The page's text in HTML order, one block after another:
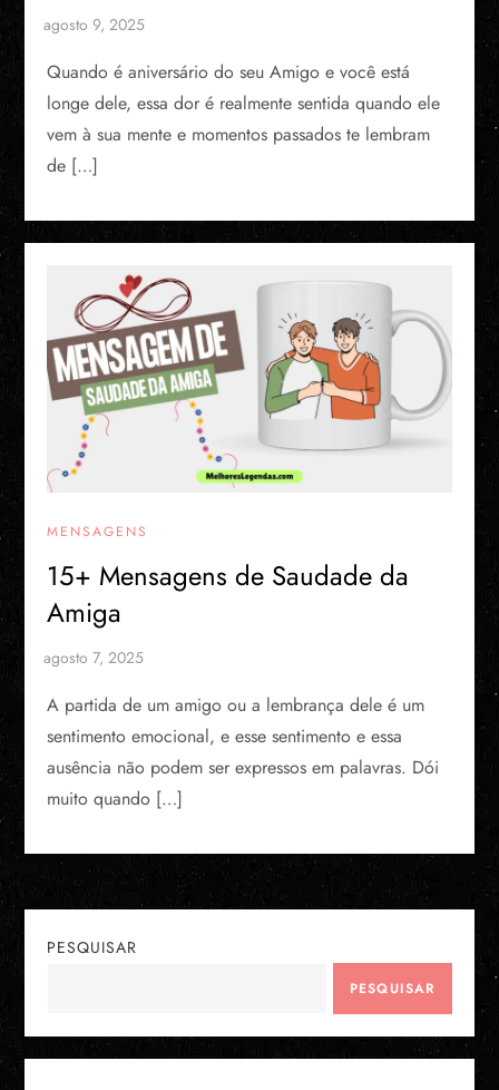
Quando é aniversário do seu Amigo e você está
longe dele, essa dor é realmente sentida quando ele
vem à sua mente e momentos passados te lembram
de […]
MENSAGENS
15+ Mensagens de Saudade da
Amiga
A partida de um amigo ou a lembrança dele é um
sentimento emocional, e esse sentimento e essa
ausência não podem ser expressos em palavras. Dói
muito quando […]
PESQUISAR
PESQUISAR